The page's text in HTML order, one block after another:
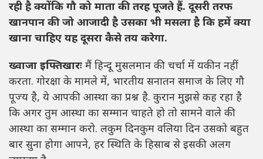
रही है क्योंकि गौ को माता की तरह पूजते हैं. दूसरी तरफ
खानपान की जो आजादी है उसका भी मसला है कि हमें क्या
खाना चाहिए यह दूसरा कैसे तय करेगा.
ख्वाजा इफ्तिखारः मैं हिन्दू मुसलमान की चर्चा में यकीन नहीं
करता. गोरक्षा के मामले में, भारतीय सनातन समाज के लिए गौ
पूज्य है, ये आपकी आस्था का प्रश्न है. कुरान मुझसे कह रहा है
कि अगर तुम आस्था का सम्मान चाहते हो तो सामने वाले की
आस्था का सम्मान करो. लकुम दिनकुम वलिया दिन उसको बहुत
बार सुना होगा आपने, हर स्थिति के हिसाब से इसकी अलग